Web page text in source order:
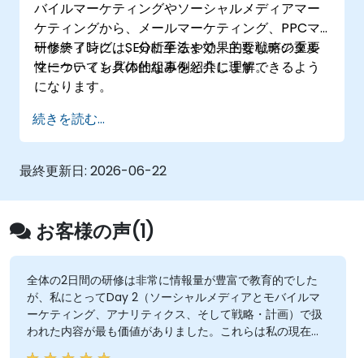
バイルマーケティングやソーシャルメディアマー
ケティングから、メールマーケティング、PPCマ
ーケティング、SEOに至るまで、主要なデジタル
マーケティングの仕組みを紹介します。
研修終了時には、分析手法や効果的な戦略の重要
性についても具体的な事例と共に理解できるよう
になります。
続きを読む...
最終更新日: 2026-06-22
お客様の声(1)
全体の2日間の研修は非常に情報量が豊富で教育的でした
が、私にとってDay 2（ソーシャルメディアとモバイルマ
ーケティング、アナリティクス、そして戦略・計画）で扱
われた内容が最も価値がありました。これらは私の現在の
業務に直接関連しているからです。